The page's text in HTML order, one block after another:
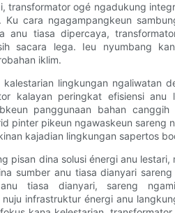
transformator ogé ngadukung
cara ngagampangkeun
anu tiasa dipercaya,
sacara lega. Ieu nyumbang
iklim.
lingkungan ngaliwatan
kalayan peringkat efisiensi
panggunaan bahan
pinter pikeun ngawaskeun sareng
kajadian lingkungan sapertos
pisan dina solusi énergi anu
sumber anu tiasa dianyari
tiasa dianyari, sareng
infrastruktur énergi anu